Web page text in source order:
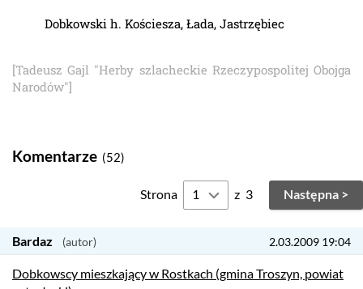
Dobkowski h. Kościesza, Łada, Jastrzębiec
[Tadeusz Gajl "Herby szlacheckie Rzeczypospolitej Obojga
Narodów"]
Komentarze (52)
Strona z 3 Następna >
Bardaz 2.03.2009 19:04
Dobkowscy mieszkający w Rostkach (gmina Troszyn, powiat